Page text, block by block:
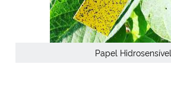
Papel Hidrosensível